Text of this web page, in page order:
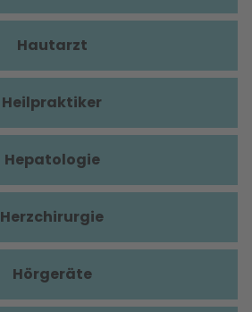
Hautarzt
Heilpraktiker
Hepatologie
Herzchirurgie
Hörgeräte